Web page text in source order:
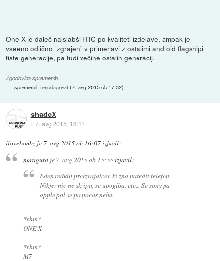
One X je daleč najslabši HTC po kvaliteti izdelave, ampak je
vseeno odlično "zgrajen" v primerjavi z ostalimi android flagshipi
tiste generacije, pa tudi večine ostalih generacij.
Zgodovina sprememb…
spremenil:nejodagreat(7. avg 2015 ob 17:32)
shadeX
::7. avg 2015, 18:11
iloveboobz je 7. avg 2015 ob 16:07izjavil:
noragutaje 7. avg 2015 ob 15:55izjavil:
Eden redkih proizvajalcev, ki zna naredit telefon.
Nikjer nic ne skripa, se upogiba, etc... Se sony pa
apple pol se pa pocas neha.
*khm*
ONE X
*khm*
M7